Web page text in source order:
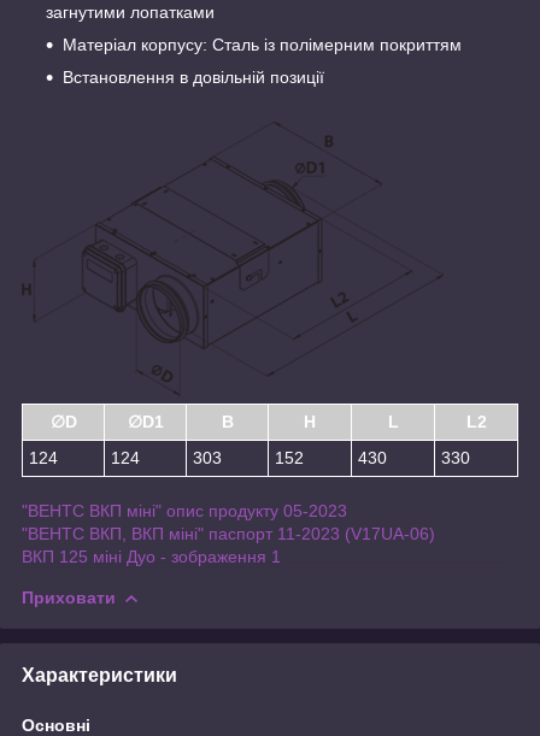
загнутими лопатками
Матеріал корпусу: Сталь із полімерним покриттям
Встановлення в довільній позиції
∅D ∅D1 B H L
L2
124
124 303 152 430 330
"ВЕНТС ВКП міні" опис продукту 05-2023
"ВЕНТС ВКП, ВКП мiнi" паспорт 11-2023 (V17UA-06)
ВКП 125 міні Дуо - зображення 1
Приховати
Характеристики
Основні